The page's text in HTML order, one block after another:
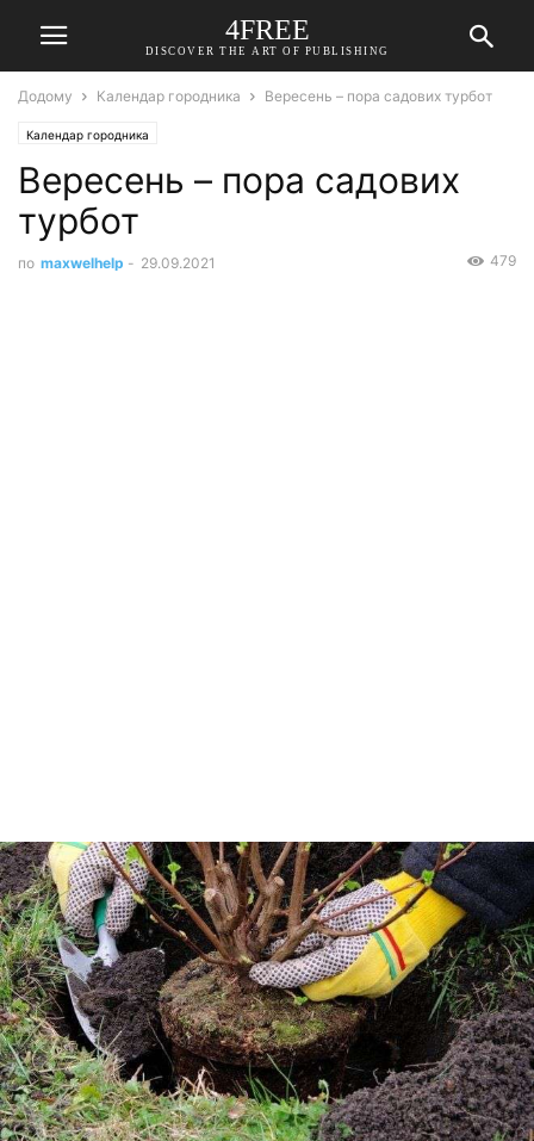
4FREE
DISCOVER THE ART OF PUBLISHING
Додому Календар городника Вересень – пора садових турбот
Календар городника
Вересень – пора садових
турбот
по maxwelhelp - 29.09.2021 479